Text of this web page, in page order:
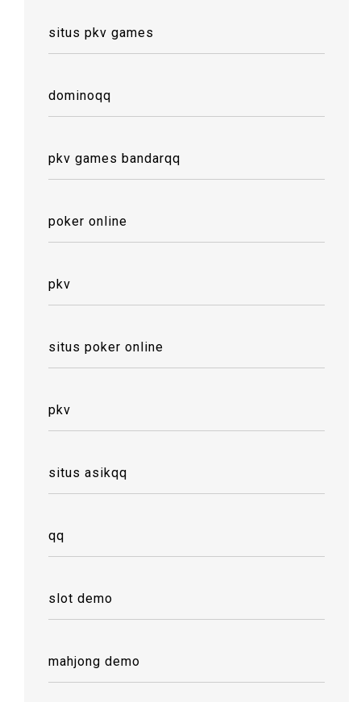
situs pkv games
dominoqq
pkv games bandarqq
poker online
pkv
situs poker online
pkv
situs asikqq
qq
slot demo
mahjong demo